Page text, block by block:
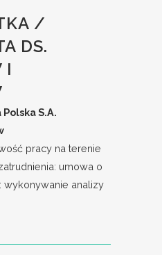
/
DS.
I
S.A.
pracy na terenie
umowa o
wykonywanie analizy